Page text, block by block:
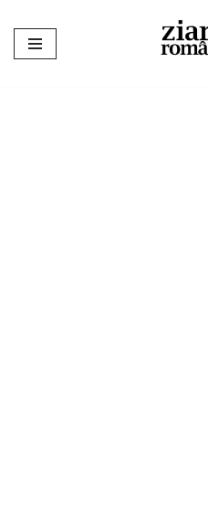
Sari